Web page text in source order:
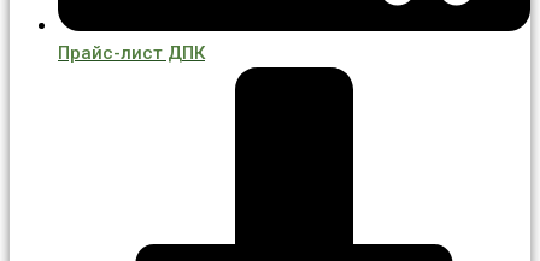
Прайс-лист ДПК